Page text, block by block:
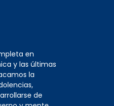
en
y las últimas
la
de